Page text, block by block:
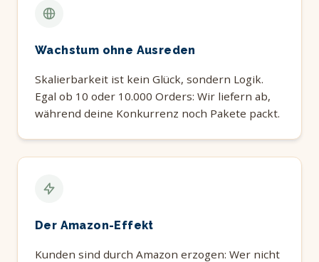
Wachstum ohne Ausreden
Skalierbarkeit ist kein Glück, sondern Logik.
Egal ob 10 oder 10.000 Orders: Wir liefern ab,
während deine Konkurrenz noch Pakete packt.
Der Amazon-Effekt
Kunden sind durch Amazon erzogen: Wer nicht